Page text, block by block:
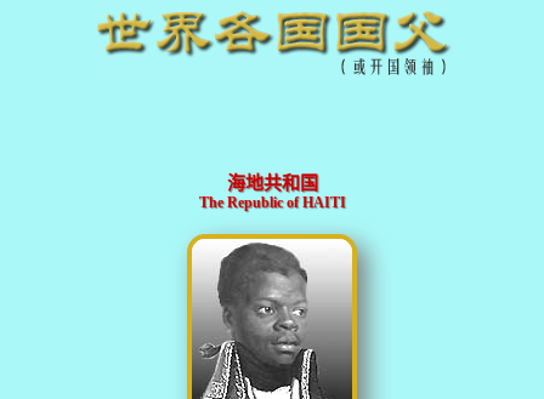
海地共和国
The Republic of HAITI